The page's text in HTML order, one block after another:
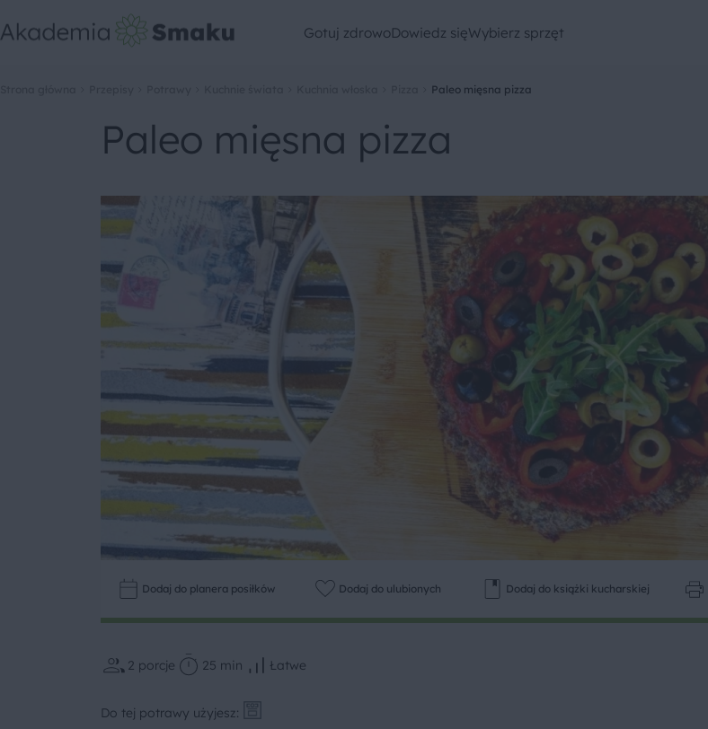
Gotuj zdrowoDowiedz sięWybierz sprzęt
Paleo mięsna pizza
Paleo mięsna pizza
Dodaj do planera posiłków Dodaj do ulubionych Dodaj do książki kucharskiej
2 porcje 25 min Łatwe
Do tej potrawy użyjesz: